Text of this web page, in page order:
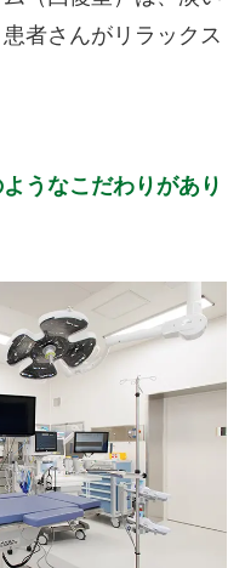
者さんがリラックス
うなこだわりがあり